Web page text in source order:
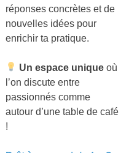
réponses concrètes et de
nouvelles idées pour
enrichir ta pratique.
Un espace unique où
l’on discute entre
passionnés comme
autour d’une table de café
!